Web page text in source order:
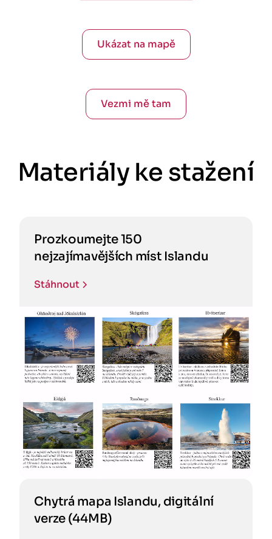
Ukázat na mapě
Vezmi mě tam
Materiály ke stažení
Prozkoumejte 150
nejzajímavějších míst Islandu
Stáhnout
Chytrá mapa Islandu, digitální
verze (44MB)